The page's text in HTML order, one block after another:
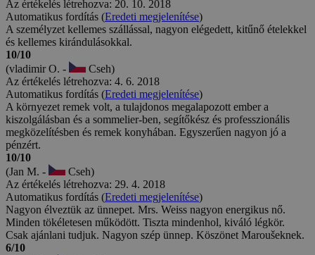
Az értékelés létrehozva: 20. 10. 2018
Automatikus fordítás (Eredeti megjelenítése)
A személyzet kellemes szállással, nagyon elégedett, kitűnő ételekkel
és kellemes kirándulásokkal.
10/10
(vladimir O. -
Cseh)
Az értékelés létrehozva: 4. 6. 2018
Automatikus fordítás (Eredeti megjelenítése)
A környezet remek volt, a tulajdonos megalapozott ember a
kiszolgálásban és a sommelier-ben, segítőkész és professzionális
megközelítésben és remek konyhában. Egyszerűen nagyon jó a
pénzért.
10/10
(Jan M. -
Cseh)
Az értékelés létrehozva: 29. 4. 2018
Automatikus fordítás (Eredeti megjelenítése)
Nagyon élveztük az ünnepet. Mrs. Weiss nagyon energikus nő.
Minden tökéletesen működött. Tiszta mindenhol, kiváló légkör.
Csak ajánlani tudjuk. Nagyon szép ünnep. Köszönet Maroušeknek.
6/10